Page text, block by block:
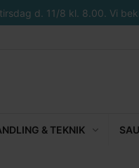
d. 11/8 kl. 8.00. Vi
& TEKNIK